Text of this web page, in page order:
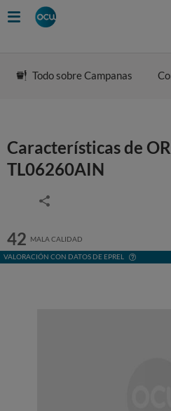
Todo sobre Campanas
Características de
TL06260AIN
42 MALA CALIDAD
VALORACIÓN CON DATOS DE EPREL